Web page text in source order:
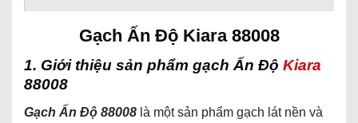
Gạch Ấn Độ Kiara 88008
1. Giới thiệu sản phẩm gạch Ấn Độ Kiara
88008
Gạch Ấn Độ 88008 là một sản phẩm gạch lát nền và